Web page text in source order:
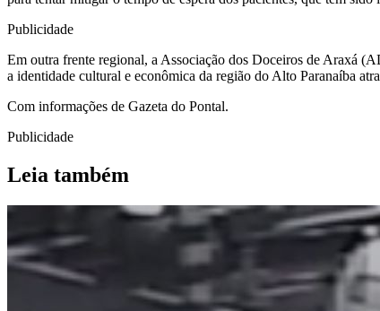
Publicidade
Em outra frente regional, a Associação dos Doceiros de Araxá
a identidade cultural e econômica da região do Alto Paranaíba
Com informações de Gazeta do Pontal.
Publicidade
Leia também